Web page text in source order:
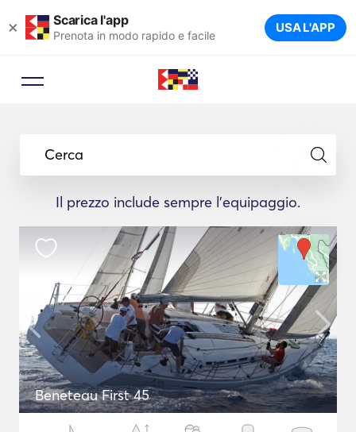
× Scarica l'app
Prenota in modo rapido e facile USA L'APP
Cerca
Il prezzo include sempre l'equipaggio.
Beneteau First 45